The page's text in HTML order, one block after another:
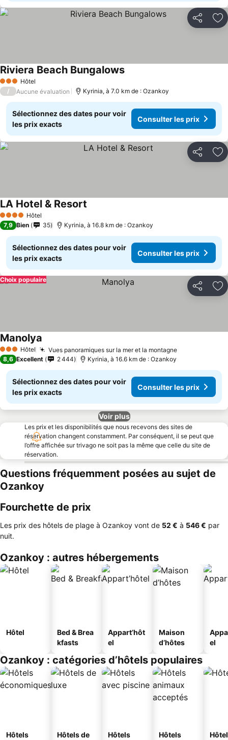
Partager
3 ÉtoilesHôtel
Riviera Beach Bungalows
/ Aucune évaluation Kyrinia, à 7.0 km de : Ozankoy
Sélectionnez des dates pour voir
les prix exacts
Consulter les prix
Partager
4 Étoiles Hôtel
LA Hotel & Resort
7,9 Bien 35 Kyrinia, à 16.8 km de : Ozankoy
Sélectionnez des dates pour voir
les prix exacts
Consulter les prix
Partager
Choix populaire
3 ÉtoilesHôtel Vues panoramiques sur la mer et la montagne
Manolya
8,6 Excellent 2 444 Kyrinia, à 16.6 km de : Ozankoy
Sélectionnez des dates pour voir
les prix exacts
Consulter les prix
Voir plus
Les prix et les disponibilités que nous recevons des sites de
réservation changent constamment. Par conséquent, il se peut que
l’offre affichée sur trivago ne soit pas la même que celle du site de
réservation.
Questions fréquemment posées au sujet de
Ozankoy
Fourchette de prix
Les prix des hôtels de plage à Ozankoy vont de ‎52 € à ‎546 € par
nuit.
Ozankoy : autres hébergements
Hôtel
Bed & Brea
kfasts
Appart’hôt
el
Maison
d’hôtes
el
Ozankoy : catégories d’hôtels populaires
Hôtels
Hôtels de
Hôtels
Hôtels